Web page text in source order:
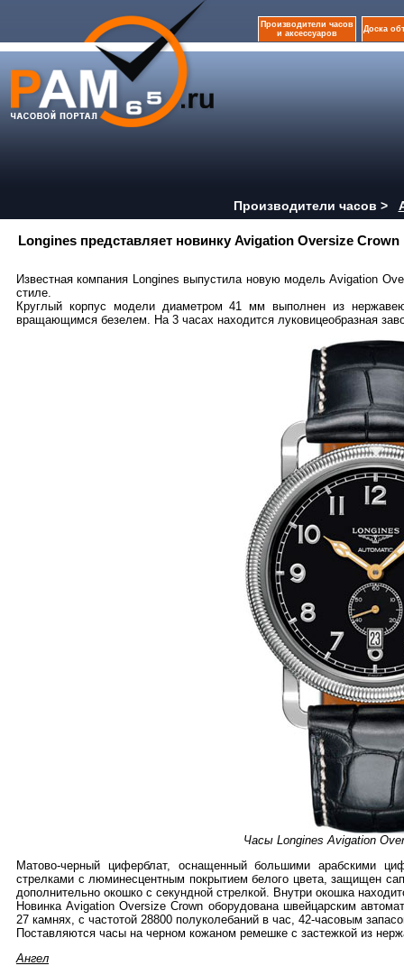
Производители часов
и аксессуаров
Доска
Производители часов >
Longines представляет новинку Avigation Oversize Crown
Известная компания Longines выпустила новую модель Avigation
стиле.
Круглый корпус модели диаметром 41 мм выполнен из
вращающимся безелем. На 3 часах находится луковицеобразная
Часы Longines Avigation
Матово-черный циферблат, оснащенный большими арабскими
стрелками с люминесцентным покрытием белого цвета, защищен
дополнительно окошко с секундной стрелкой. Внутри окошка
Новинка Avigation Oversize Crown оборудована швейцарским
27 камнях, с частотой 28800 полуколебаний в час, 42-часовым
Поставляются часы на черном кожаном ремешке с застежкой из
Ангел